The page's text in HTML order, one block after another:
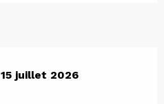
15 juillet 2026
15 juillet 2026